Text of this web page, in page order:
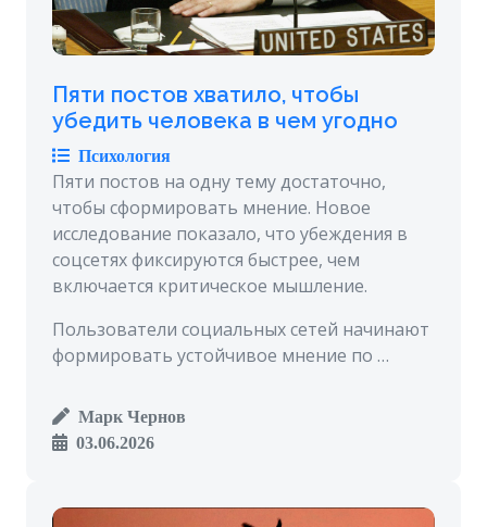
Пяти постов хватило, чтобы
убедить человека в чем угодно
Психология
Пяти постов на одну тему достаточно,
чтобы сформировать мнение. Новое
исследование показало, что убеждения в
соцсетях фиксируются быстрее, чем
включается критическое мышление.
Пользователи социальных сетей начинают
формировать устойчивое мнение по …
Марк Чернов
03.06.2026